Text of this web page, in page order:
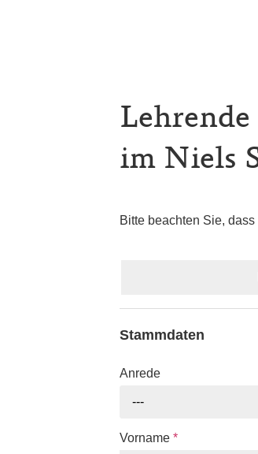
im Niels
Bitte beachten Sie,
Stammdaten
Anrede
---
Vorname *